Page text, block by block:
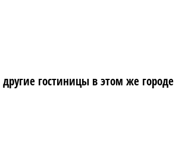
гостиницы в этом же городе